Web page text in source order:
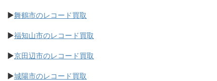
▶舞鶴市のレコード買取
▶福知山市のレコード買取
▶京田辺市のレコード買取
▶城陽市のレコード買取